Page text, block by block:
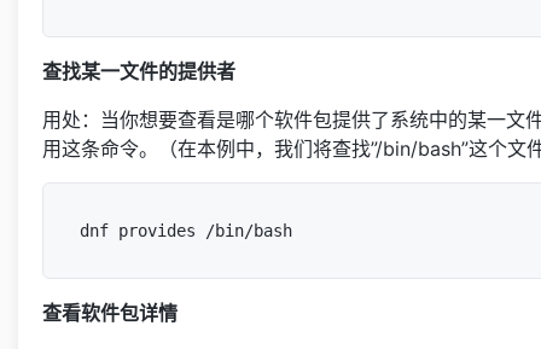
查找某一文件的提供者
用处：当你想要查看是哪个软件包提供了系统中的某一文
用这条命令。（在本例中，我们将查找”/bin/bash”这个文
dnf provides /bin/bash
查看软件包详情